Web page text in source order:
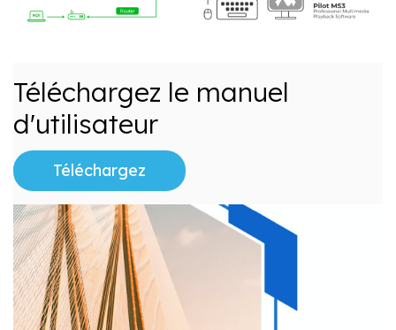
Téléchargez le manuel
d'utilisateur
Téléchargez